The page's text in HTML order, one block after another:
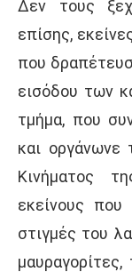
Δεν τους
επίσης,
που
εισόδου των
τμήμα, που
και οργάνωνε
Κινήματος
εκείνους που
στιγμές του